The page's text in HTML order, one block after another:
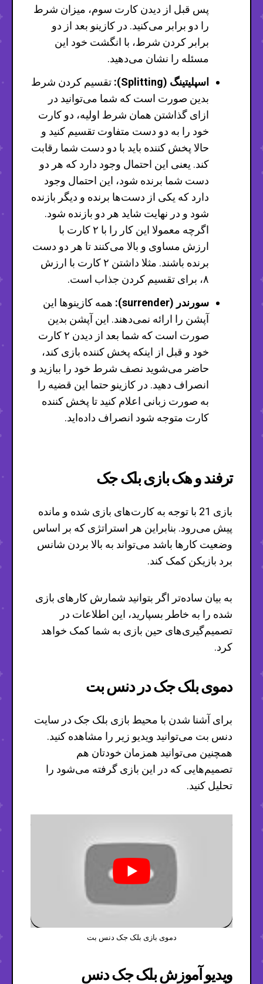
پس قبل از دیدن کارت سوم، میزان شرط
را دو برابر می‌کنید. در کازینو بعد از دو
برابر کردن شرط، با انگشت خود این
مسئله را نشان می‌دهید.
اسپلیتینگ (Splitting):
تقسیم کردن شرط
بدین صورت است که شما می‌توانید در
ازای گذاشتن همان شرط اولیه، دو کارت
خود را به دو دست متفاوت تقسیم کنید و
حالا پخش کننده باید با دو دست شما رقابت
کند. یعنی این احتمال وجود دارد که هر دو
دست شما برنده شود، این احتمال وجود
دارد که یکی از دست‌ها برنده و دیگر بازنده
شود و در نهایت شاید هر دو بازنده شود.
اگرچه معمولا این کار را با ۲ کارت با
ارزش مساوی و بالا می‌کنند تا هر دو دست
برنده باشند. مثلا داشتن ۲ کارت با ارزش
۸، برای تقسیم کردن جذاب است.
سورندر (surrender):
همه کازینوها این
آپشن را ارائه نمی‌دهند. این آپشن بدین
صورت است که شما بعد از دیدن ۲ کارت
خود و قبل از اینکه پخش کننده بازی کند،
حاضر می‌شوید نصف شرط خود را ببازید و
انصراف دهید. در کازینو حتما این قضیه را
به صورت زبانی اعلام کنید تا پخش کننده
کارت متوجه شود انصراف داده‌اید.
ترفند و هک بازی بلک جک
بازی 21 با توجه به کارت‌های بازی شده و مانده
پیش می‌رود. بنابراین هر استراتژی که بر اساس
وضعیت کارها باشد می‌تواند به بالا بردن شانس
برد بازیکن کمک کند.
به بیان ساده‌تر اگر بتوانید شمارش کارهای بازی
شده را به خاطر بسپارید، این اطلاعات در
تصمیم‌گیری‌های حین بازی به شما کمک خواهد
کرد.
دموی بلک جک در دنس بت
برای آشنا شدن با محیط بازی بلک جک در سایت
دنس بت می‌توانید ویدیو زیر را مشاهده کنید.
همچنین می‌توانید همزمان خودتان هم
تصمیم‌هایی که در این بازی گرفته می‌شود را
تحلیل کنید.
دموی بازی بلک جک دنس بت
ویدیو آموزش بلک جک دنس